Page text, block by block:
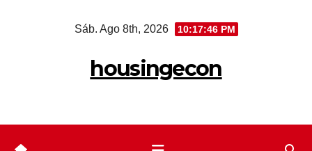
Sáb. Ago 8th, 2026 10:17:47 PM
housingecon